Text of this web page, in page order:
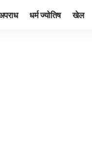
धर्म ज्योतिष खेल